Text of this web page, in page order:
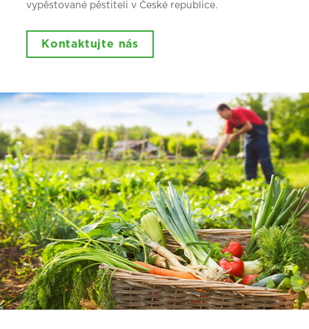
vypěstované pěstiteli v České republice.
Kontaktujte nás